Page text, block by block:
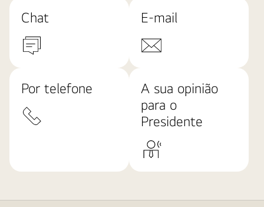
Chat E-mail
Por telefone
A sua opinião
para o
Presidente